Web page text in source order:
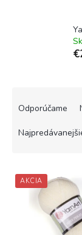
e
p
Odporúčame
V
ý AKCIA